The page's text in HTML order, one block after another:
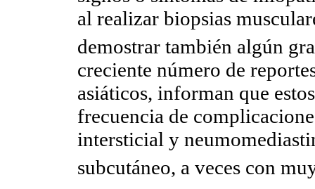
al realizar biopsias
demostrar también algún
creciente número de
asiáticos, informan que
frecuencia de
intersticial y
subcutáneo, a veces con